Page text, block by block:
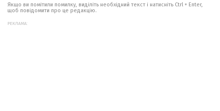
Якщо ви помітили помилку, виділіть необхідний текст і натисніть Ctrl + Enter,
щоб повідомити про це редакцію.
РЕКЛАМА: